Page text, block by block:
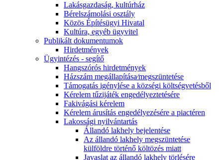
Lakásgazdaság, kultúrház
Bérelszámolási osztály
Közös Építésügyi Hivatal
Kultúra, egyéb ügyvitel
Publikált dokumentumok
Hirdetmények
Ügyintézés - segítő
Hangszórós hirdetmények
Házszám megállapítása⁄megszüntetése
Támogatás igénylése a községi költségvetésből
Kérelem tűzijáték engedélyeztetésére
Fakivágási kérelem
Kérelem árusítás engedélyezésére a piactéren
Lakossági nyilvántartás
Állandó lakhely bejelentése
Az állandó lakhely megszüntetése
külföldre történő költözés miatt
Javaslat az állandó lakhely törlésére